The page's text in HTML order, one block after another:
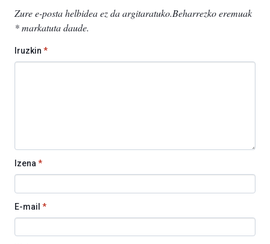
Zure e-posta helbidea ez da argitaratuko.Beharrezko eremuak
*markatuta daude.
Iruzkin *
Izena *
E-mail *